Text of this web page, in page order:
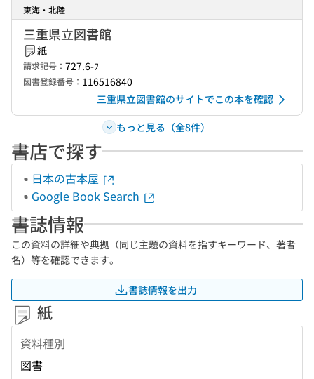
東海・北陸
三重県立図書館
紙
請求記号： 727.6-ﾌ
図書登録番号： 116516840
三重県立図書館のサイトでこの本を確認
もっと見る（全8件）
書店で探す
日本の古本屋
Google Book Search
書誌情報
この資料の詳細や典拠（同じ主題の資料を指すキーワード、著者
名）等を確認できます。
書誌情報を出力
紙
資料種別
図書